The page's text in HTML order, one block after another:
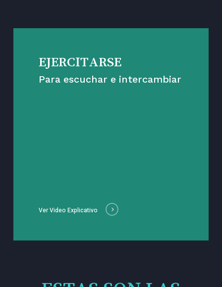
EJERCITARSE
Para escuchar e intercambiar
Ver Video Explicativo